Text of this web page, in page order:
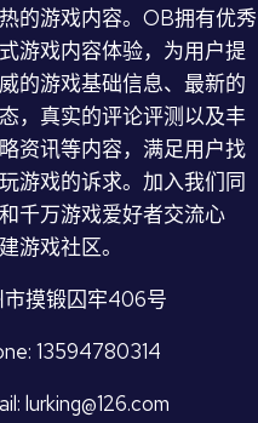
的游戏内容。OB拥有优秀
游戏内容体验，为用户提
的游戏基础信息、最新的
，真实的评论评测以及丰
资讯等内容，满足用户找
游戏的诉求。加入我们同
千万游戏爱好者交流心
游戏社区。
市摸锻囚牢406号
13594780314
lurking@126.com